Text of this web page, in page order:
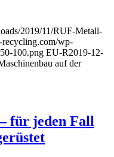
2019/11/RUF-Metall-
recycling.com/wp-
100.png EU-R2019-12-
auf der
für jeden Fall